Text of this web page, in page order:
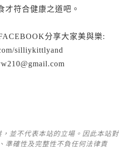
才符合健康之道吧。
分享大家美與樂:
silliykittlyand
並不代表本站的立場。因此本站對
準確性及完整性不負任何法律責